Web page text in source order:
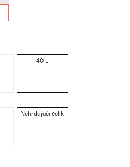
40 L
Nehrđajući čelik